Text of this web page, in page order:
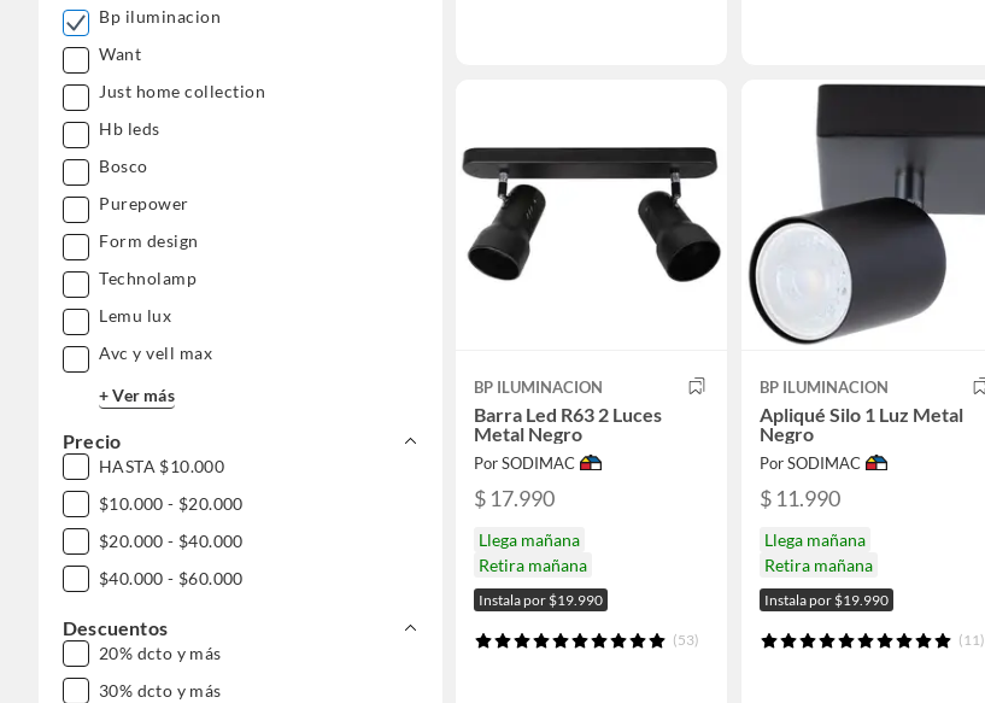
Bp iluminacion
Want
Just home collection
Hb leds
Bosco
Purepower
Form design
Technolamp
Lemu lux
Avc y vell max
+ Ver más
Precio
HASTA $10.000
$10.000 - $20.000
$20.000 - $40.000
$40.000 - $60.000
Descuentos
20% dcto y más
30% dcto y más
BP ILUMINACION
Barra Led R63 2 Luces
Metal Negro
Por SODIMAC
$ 17.990
Llega mañana
Retira mañana
Instala por $19.990
(53)
BP ILUMINACION
Apliqué Silo 1 Luz Metal
Negro
Por SODIMAC
$ 11.990
Llega mañana
Retira mañana
Instala por $19.990
(11)